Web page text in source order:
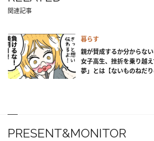
関連記事
暮らす
親が賛成するか分からな
女子高生、挫折を乗り越
夢」とは【ないものねだり
PRESENT&MONITOR